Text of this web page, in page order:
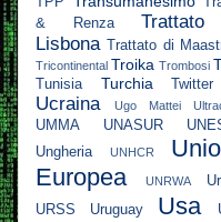
& Renza
Lisbona
Trattato di
Tricontinental Troika Trombosi
Tunisia Turchia Twitter
Ucraina Ugo Mattei
UMMA UNASUR
Ungheria
UNHCR
Europea
UNRWA
URSS
Uruguay Usa